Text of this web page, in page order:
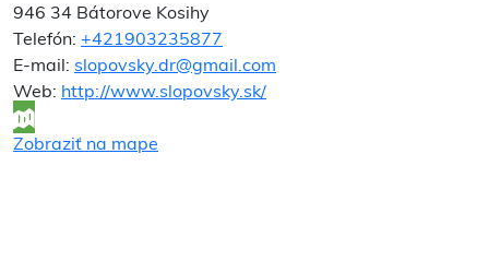
946 34 Bátorove Kosihy
Telefón: +421903235877
E-mail: slopovsky.dr@gmail.com
Web: http://www.slopovsky.sk/
Zobraziť na mape